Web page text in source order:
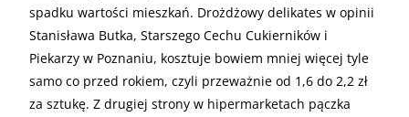
spadku wartości mieszkań. Drożdżowy delikates w opinii
Stanisława Butka, Starszego Cechu Cukierników i
Piekarzy w Poznaniu, kosztuje bowiem mniej więcej tyle
samo co przed rokiem, czyli przeważnie od 1,6 do 2,2 zł
za sztukę. Z drugiej strony w hipermarketach pączka